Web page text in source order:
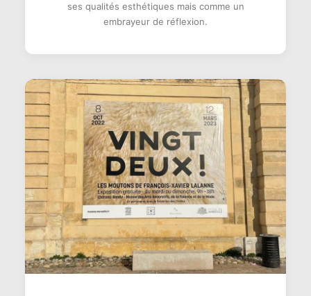
ses qualités esthétiques mais comme un
embrayeur de réflexion.